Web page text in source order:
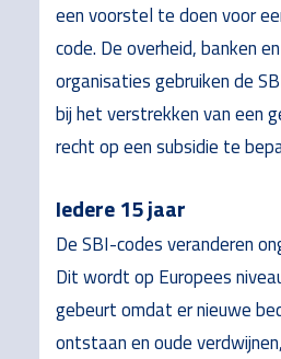
een voorstel te doen voor
code. De overheid, banken
organisaties gebruiken de
bij het verstrekken van een
recht op een subsidie te
Iedere 15 jaar
De SBI-codes veranderen
Dit wordt op Europees
gebeurt omdat er nieuwe
ontstaan en oude